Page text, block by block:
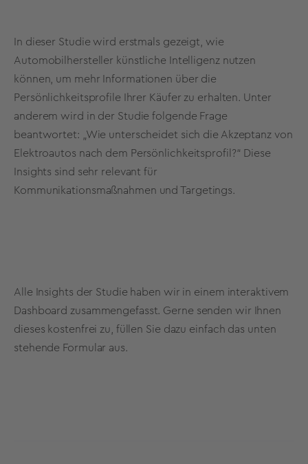
In dieser Studie wird erstmals gezeigt, wie
Automobilhersteller künstliche Intelligenz nutzen
können, um mehr Informationen über die
Persönlichkeitsprofile Ihrer Käufer zu erhalten. Unter
anderem wird in der Studie folgende Frage
beantwortet: „Wie unterscheidet sich die Akzeptanz von
Elektroautos nach dem Persönlichkeitsprofil?“ Diese
Insights sind sehr relevant für
Kommunikationsmaßnahmen und Targetings.
Alle Insights der Studie haben wir in einem interaktivem
Dashboard zusammengefasst. Gerne senden wir Ihnen
dieses kostenfrei zu, füllen Sie dazu einfach das unten
stehende Formular aus.